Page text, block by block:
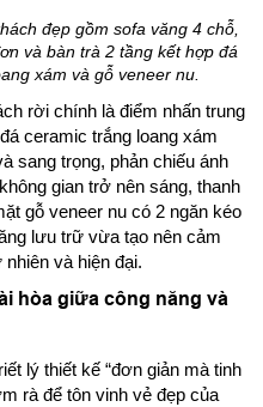
đẹp gồm sofa văng 4 chỗ,
và bàn trà 2 tầng kết hợp đá
xám và gỗ veneer nu.
rời chính là điểm nhấn trung
ceramic trắng loang xám
sang trọng, phản chiếu ánh
gian trở nên sáng, thanh
gỗ veneer nu có 2 ngăn kéo
lưu trữ vừa tạo nên cảm
và hiện đại.
hòa giữa công năng và
lý thiết kế “đơn giản mà tinh
rà để tôn vinh vẻ đẹp của